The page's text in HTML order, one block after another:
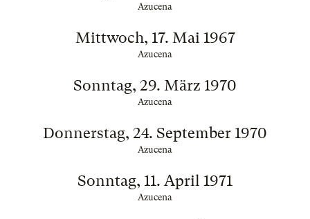
Azucena
Mittwoch, 17. Mai 1967
Azucena
Sonntag, 29. März 1970
Azucena
Donnerstag, 24. September 1970
Azucena
Sonntag, 11. April 1971
Azucena